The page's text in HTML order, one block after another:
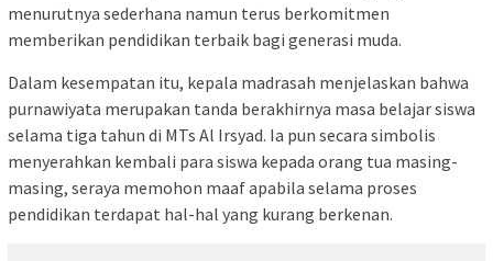
menurutnya sederhana namun terus berkomitmen
memberikan pendidikan terbaik bagi generasi muda.
Dalam kesempatan itu, kepala madrasah menjelaskan bahwa
purnawiyata merupakan tanda berakhirnya masa belajar siswa
selama tiga tahun di MTs Al Irsyad. Ia pun secara simbolis
menyerahkan kembali para siswa kepada orang tua masing-
masing, seraya memohon maaf apabila selama proses
pendidikan terdapat hal-hal yang kurang berkenan.